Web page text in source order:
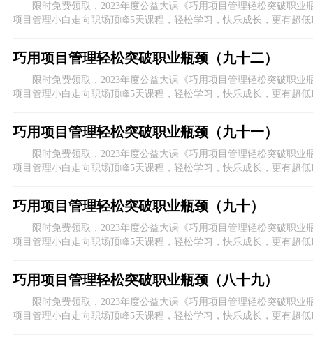
限时免费领取，2023年度公益大课《巧用项目管理轻松突破职业
项目管理小白走向职场顶峰5天课程，轻松学习，快乐成长，更有超
巧用项目管理轻松突破职业瓶颈（九十二）
限时免费领取，2023年度公益大课《巧用项目管理轻松突破职业
项目管理小白走向职场顶峰5天课程，轻松学习，快乐成长，更有超
巧用项目管理轻松突破职业瓶颈（九十一）
限时免费领取，2023年度公益大课《巧用项目管理轻松突破职业
项目管理小白走向职场顶峰5天课程，轻松学习，快乐成长，更有超
巧用项目管理轻松突破职业瓶颈（九十）
限时免费领取，2023年度公益大课《巧用项目管理轻松突破职业
项目管理小白走向职场顶峰5天课程，轻松学习，快乐成长，更有超
巧用项目管理轻松突破职业瓶颈（八十九）
限时免费领取，2023年度公益大课《巧用项目管理轻松突破职业
项目管理小白走向职场顶峰5天课程，轻松学习，快乐成长，更有超